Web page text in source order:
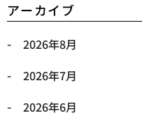
アーカイブ
2026年8月
2026年7月
2026年6月